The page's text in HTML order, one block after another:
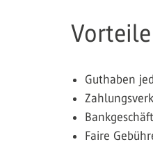
Vorteile
Guthaben
Faire